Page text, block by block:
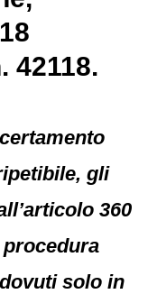
42118.
gli
360
solo in